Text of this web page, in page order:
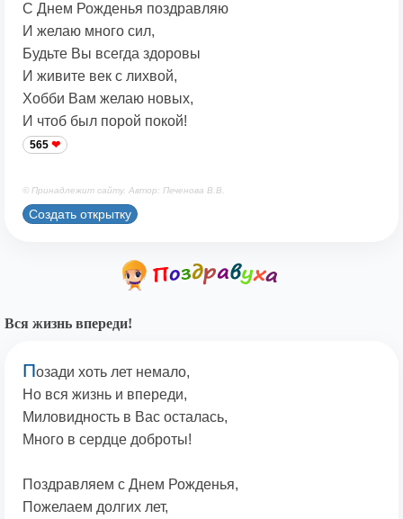
С Днем Рожденья поздравляю
И желаю много сил,
Будьте Вы всегда здоровы
И живите век с лихвой,
Хобби Вам желаю новых,
И чтоб был порой покой!
565
© Принадлежит сайту. Автор: Печенова В.В.
Создать открытку
Вся жизнь впереди!
Позади хоть лет немало,
Но вся жизнь и впереди,
Миловидность в Вас осталась,
Много в сердце доброты!
Поздравляем с Днем Рожденья,
Пожелаем долгих лет,